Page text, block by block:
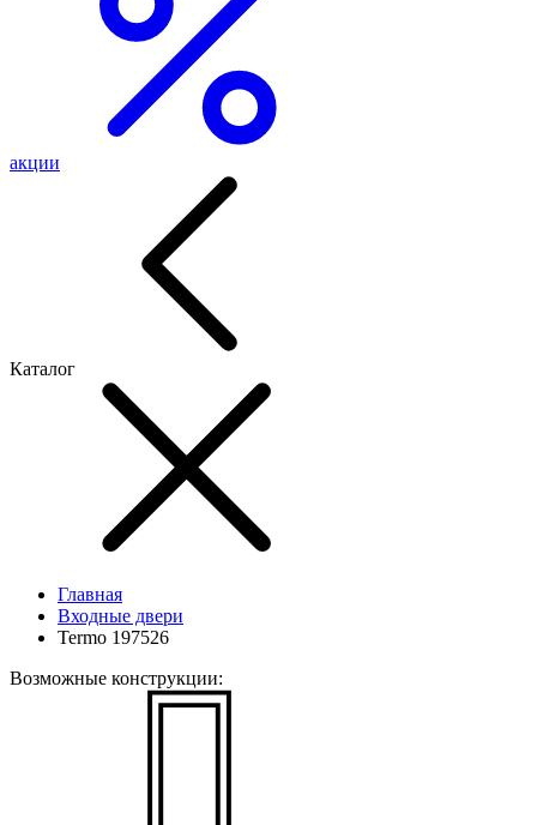
акции
Каталог
Главная
Входные двери
Termo 197526
Возможные конструкции: